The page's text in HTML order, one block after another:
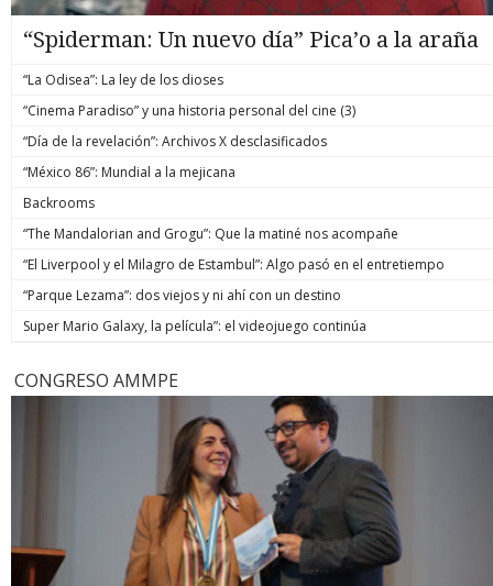
“Spiderman: Un nuevo día” Pica’o a la araña
“La Odisea”: La ley de los dioses
“Cinema Paradiso” y una historia personal del cine (3)
“Día de la revelación”: Archivos X desclasificados
“México 86”: Mundial a la mejicana
Backrooms
“The Mandalorian and Grogu”: Que la matiné nos acompañe
“El Liverpool y el Milagro de Estambul”: Algo pasó en el entretiempo
“Parque Lezama”: dos viejos y ni ahí con un destino
Super Mario Galaxy, la película”: el videojuego continúa
CONGRESO AMMPE